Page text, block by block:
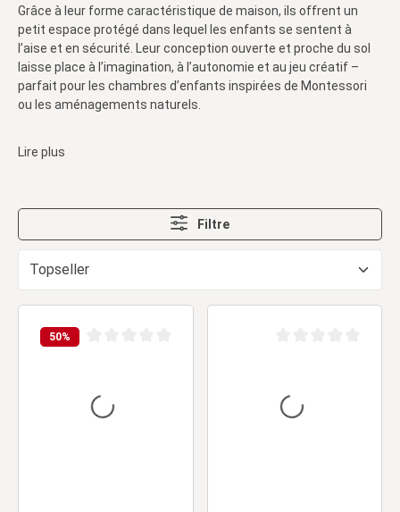
Grâce à leur forme caractéristique de maison, ils offrent un
petit espace protégé dans lequel les enfants se sentent à
l’aise et en sécurité. Leur conception ouverte et proche du sol
laisse place à l’imagination, à l’autonomie et au jeu créatif –
parfait pour les chambres d’enfants inspirées de Montessori
ou les aménagements naturels.
Lire plus
Filtre
50%